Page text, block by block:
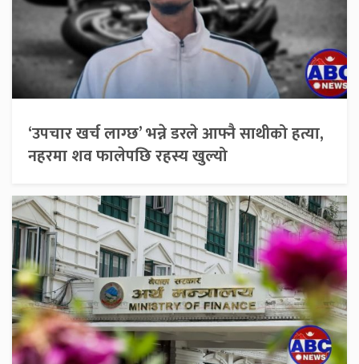
‘उपचार खर्च लाग्छ’ भन्ने डरले आफ्नै साथीको हत्या,
नहरमा शव फालेपछि रहस्य खुल्यो